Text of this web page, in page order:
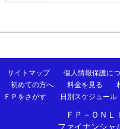
サイトマップ
個人情報保護に
初めての方へ
料金を見る
ＦＰをさがす
日別スケジュール
ＦＰ－ＯＮ
ファイナンシャ